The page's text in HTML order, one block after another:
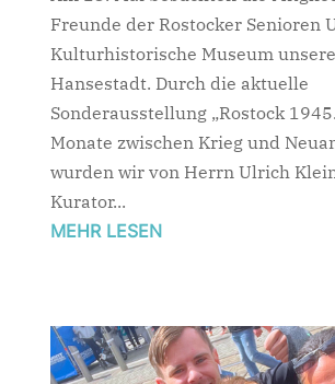
Freunde der Rostocker Senioren
Kulturhistorische Museum
Hansestadt. Durch die aktuelle
Sonderausstellung „Rostock
Monate zwischen Krieg und
wurden wir von Herrn Ulrich
Kurator...
MEHR LESEN